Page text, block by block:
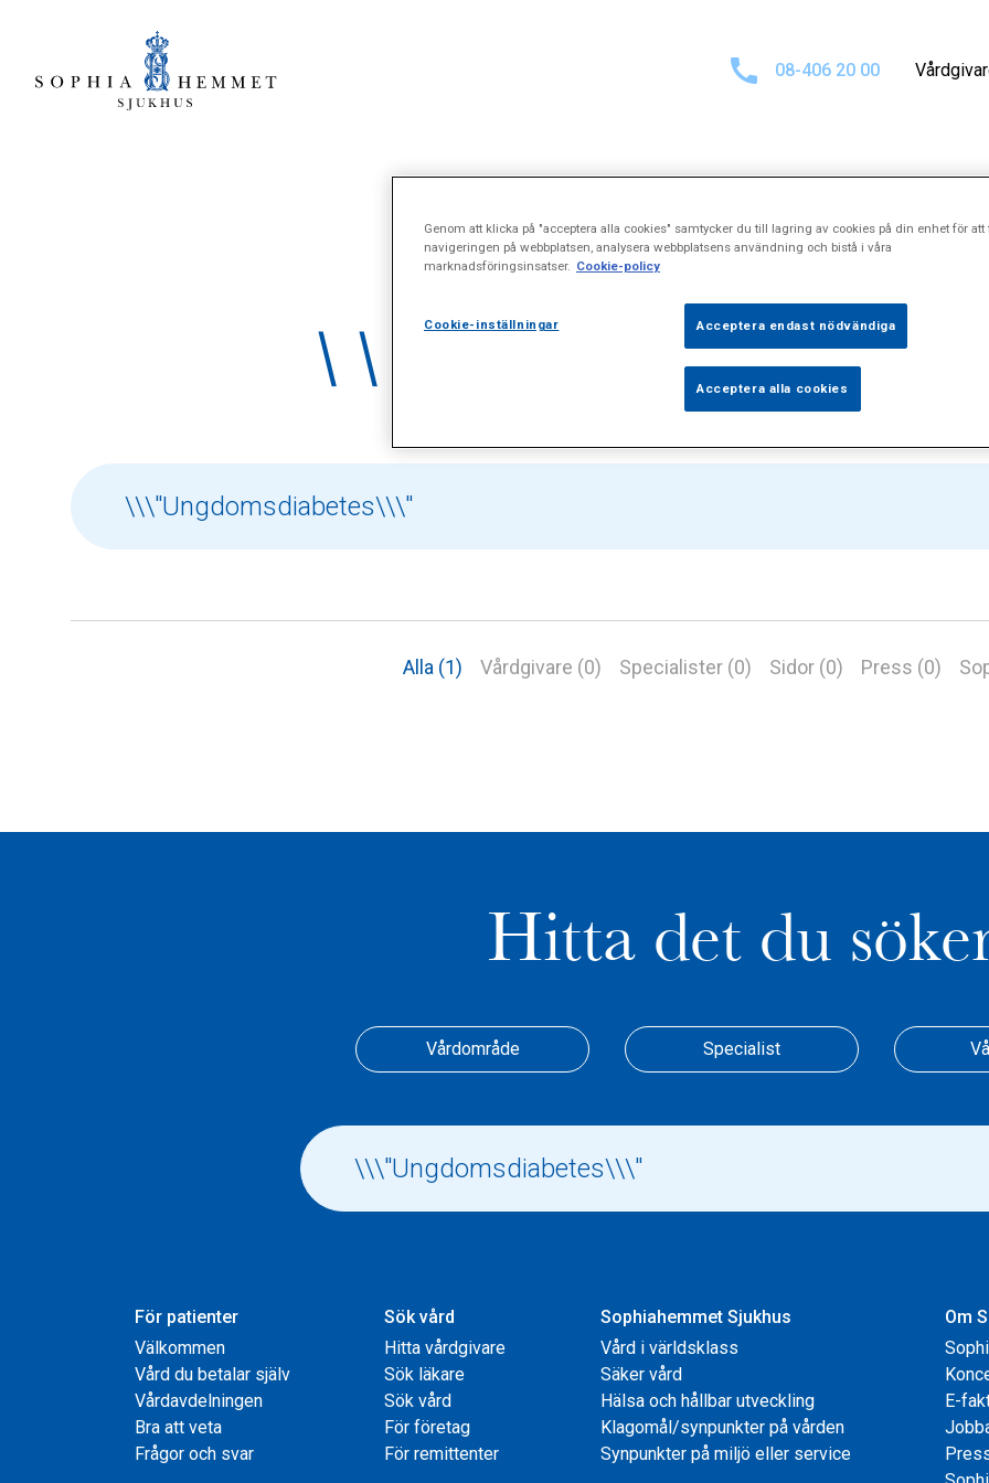
08-406 20 00
Sökresultat för
Alla (1) Vårdgivare (0) Specialister (0) Sidor (0) Press (0)
Hitta det du
Vårdområde Specialist
För patienter
Välkommen
Vård du betalar själv
Vårdavdelningen
Bra att veta
Frågor och svar
Sök vård
Hitta vårdgivare
Sök läkare
Sök vård
För företag
För remittenter
Sophiahemmet Sjukhus
Vård i världsklass
Säker vård
Hälsa och hållbar utveckling
Klagomål/synpunkter på vården
Synpunkter på miljö eller service
Om
E-
Genom att klicka på "acceptera alla cookies" samtycker du till lagring av cookies på din enhet för att
navigeringen på webbplatsen, analysera webbplatsens användning och bistå i våra
marknadsföringsinsatser. Cookie-policy
Cookie-inställningar Acceptera endast nödvändiga
Acceptera alla cookies